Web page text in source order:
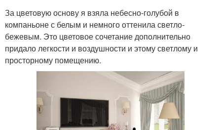
За цветовую основу я взяла небесно-голубой в
компаньоне с белым и немного оттенила светло-
бежевым. Это цветовое сочетание дополнительно
придало легкости и воздушности и этому светлому и
просторному помещению.